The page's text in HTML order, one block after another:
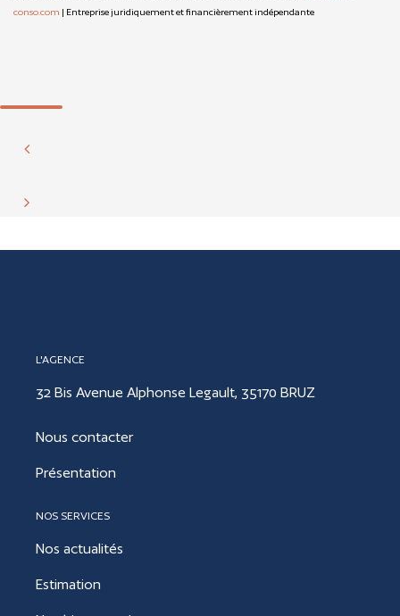
conso.com | Entreprise juridiquement et financièrement indépendante
L'AGENCE
32 Bis Avenue Alphonse Legault, 35170 BRUZ
Nous contacter
Présentation
NOS SERVICES
Nos actualités
Estimation